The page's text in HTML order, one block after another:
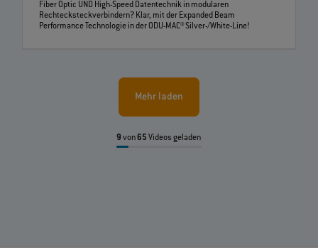
Fiber Optic UND High-Speed Datentechnik in modularen
Rechtecksteckverbindern? Klar, mit der Expanded Beam
Performance Technologie in der ODU-MAC® Silver-/White-Line!
Mehr laden
9 von65 Videos geladen